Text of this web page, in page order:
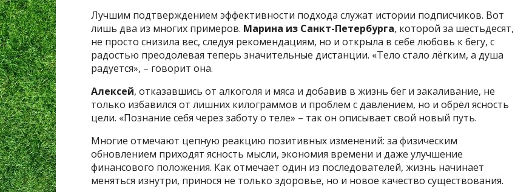
Лучшим подтверждением эффективности подхода служат истории подписчиков. Вот
лишь два из многих примеров. Марина из Санкт-Петербурга, которой за шестьдесят,
не просто снизила вес, следуя рекомендациям, но и открыла в себе любовь к бегу, с
радостью преодолевая теперь значительные дистанции. «Тело стало лёгким, а душа
радуется», – говорит она.
Алексей, отказавшись от алкоголя и мяса и добавив в жизнь бег и закаливание, не
только избавился от лишних килограммов и проблем с давлением, но и обрёл ясность
цели. «Познание себя через заботу о теле» – так он описывает свой новый путь.
Многие отмечают цепную реакцию позитивных изменений: за физическим
обновлением приходят ясность мысли, экономия времени и даже улучшение
финансового положения. Как отмечает один из последователей, жизнь начинает
меняться изнутри, принося не только здоровье, но и новое качество существования.